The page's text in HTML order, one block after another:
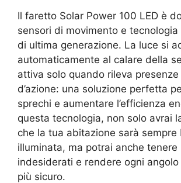
Il faretto Solar Power 100 LED è
sensori di movimento e tecnologia
di ultima generazione. La luce si
automaticamente al calare della
attiva solo quando rileva
d’azione: una soluzione perfetta
sprechi e aumentare l’efficienza
questa tecnologia, non solo avrai
che la tua abitazione sarà sempre
illuminata, ma potrai anche tenere
indesiderati e rendere ogni
più sicuro.